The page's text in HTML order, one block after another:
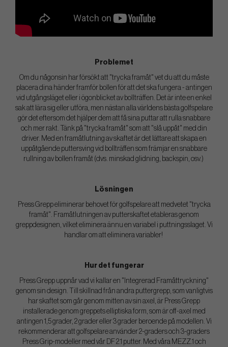
Problemet
Om du någonsin har försökt att "trycka framåt" vet du att du måste
placera dina händer framför bollen för att det ska fungera - antingen
vid utgångsläget eller i ögonblicket av bollträffen. Det är inte en enkel
sak att lära sig eller utföra, men nästan alla världens bästa golfspelare
gör det eftersom det hjälper dem att få sina puttar att rulla snabbare
och mer rakt. Tänk på "trycka framåt" som att "slå uppåt" med din
driver. Med en framåtlutning av skaftet är det lättare att skapa en
uppåtgående puttersving vid bollträffen som främjar en snabbare
rullning av bollen framåt (dvs. minskad glidning, backspin, osv.)
Lösningen
Press Grepp eliminerar behovet för golfspelare att medvetet "trycka
framåt". Framåtlutningen av putterskaftet etableras genom
greppdesignen, vilket eliminera ännu en variabel i puttningsslaget. Vi
handlar om att eliminera variabler!
Hur det fungerar
Press Grepp uppnår vad vi kallar en "Integrerad Framåttryckning"
genom sin design. Till skillnad från andra puttergrepp, som vanligtvis
har skaftet som går genom mitten av sin axel, är Press Grepp
installerade genom greppets elliptiska form, som är off-axel med
antingen 1,5 grader, 2 grader eller 3 grader beroende på modellen. Vi
rekommenderar att golfspelare använder 2-graders och 3-graders
Press Grip-modeller med vår DF 2.1 putter. Med våra MEZZ.1 och